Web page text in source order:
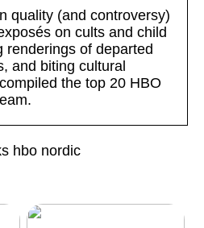
quality (and controversy)
on cults and child
renderings of departed
and biting cultural
the top 20 HBO
hbo nordic